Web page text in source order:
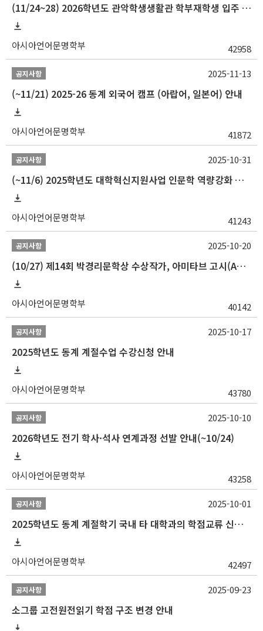
(11/24~28) 2026학년도 관악학생생활관 학부재학생 입주 신청 일정 안내
아시아언어문명학부 42958
공지사항
(~11/21) 2025-26 동계 외국어 캠프 (아랍어, 일본어) 안내
아시아언어문명학부 41872
2025-11-13
공지사항
(~11/6) 2025학년도 대학혁신지원사업 인문학 역량강화 동계 인턴십 참가자 선발 안내
아시아언어문명학부 41243
2025-10-31
공지사항
(10/27) 제14회 박경리문학상 수상작가, 아미타브 고시(Amitav Ghosh) 강연 안내
아시아언어문명학부 40142
2025-10-20
공지사항
2025학년도 동계 계절수업 수강신청 안내
아시아언어문명학부 43780
2025-10-17
공지사항
2026학년도 전기 학사·석사 연계과정 선발 안내(~10/24)
아시아언어문명학부 43258
2025-10-10
공지사항
2025학년도 동계 계절학기 국내 타 대학과의 학점교류 신청 안내
아시아언어문명학부 42497
2025-10-01
공지사항
소그룹 고전원전읽기 학점 구조 변경 안내
2025-09-23